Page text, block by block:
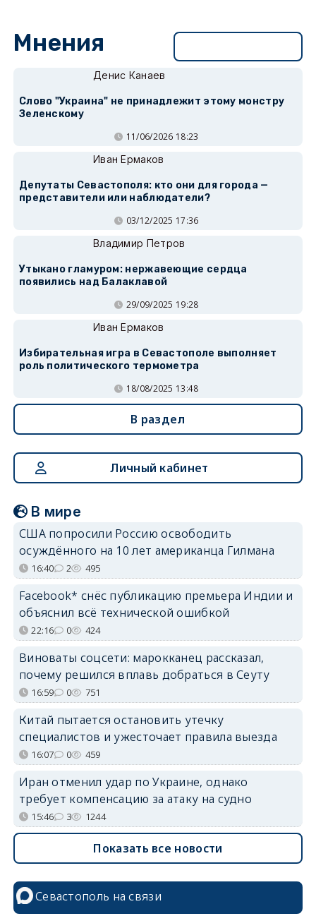
Мнения
Денис Канаев
Слово "Украина" не принадлежит этому монстру
Зеленскому
11/06/2026 18:23
Иван Ермаков
Депутаты Севастополя: кто они для города —
представители или наблюдатели?
03/12/2025 17:36
Владимир Петров
Утыкано гламуром: нержавеющие сердца
появились над Балаклавой
29/09/2025 19:28
Иван Ермаков
Избирательная игра в Севастополе выполняет
роль политического термометра
18/08/2025 13:48
В раздел
Личный кабинет
В мире
США попросили Россию освободить
осуждённого на 10 лет американца Гилмана
16:40 2 495
Facebook* снёс публикацию премьера Индии и
объяснил всё технической ошибкой
22:16 0 424
Виноваты соцсети: марокканец рассказал,
почему решился вплавь добраться в Сеуту
16:59 0 751
Китай пытается остановить утечку
специалистов и ужесточает правила выезда
16:07 0 459
Иран отменил удар по Украине, однако
требует компенсацию за атаку на судно
15:46 3 1244
Показать все новости
Севастополь на связи